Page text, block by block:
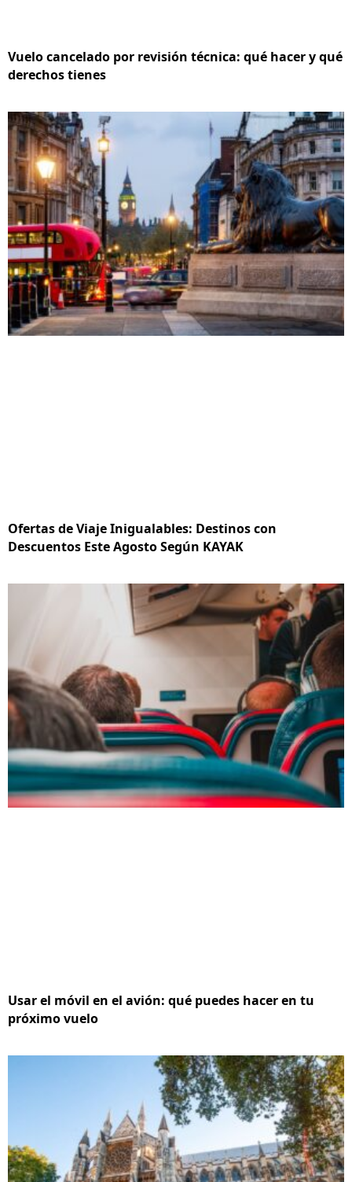
Vuelo cancelado por revisión técnica: qué hacer y qué
derechos tienes
Ofertas de Viaje Inigualables: Destinos con
Descuentos Este Agosto Según KAYAK
Usar el móvil en el avión: qué puedes hacer en tu
próximo vuelo